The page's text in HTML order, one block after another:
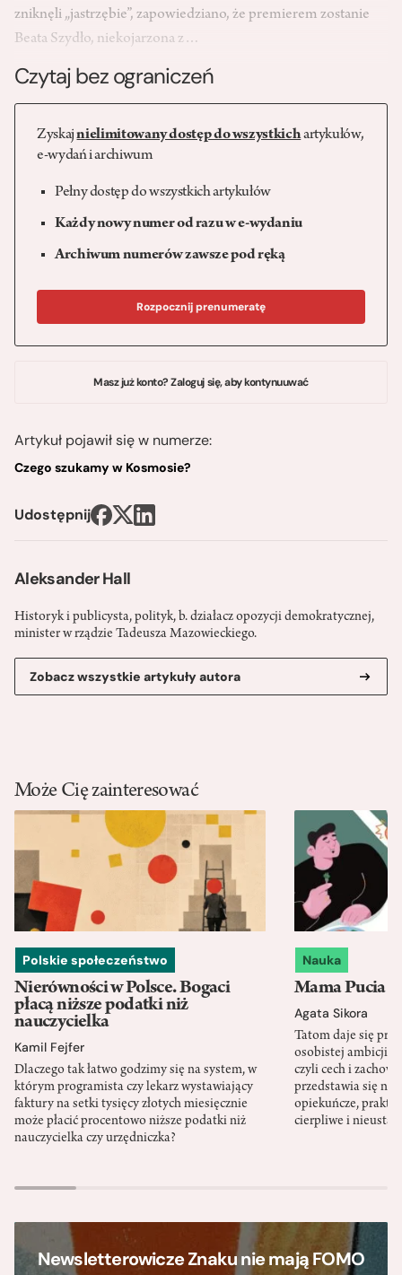
Aleksander Hall
Historyk i publicysta, polityk, b. działacz opozycji demokratycznej,
minister w rządzie Tadeusza Mazowieckiego.
Zobacz wszystkie artykuły autora
zniknęli „jastrzębie”, zapowiedziano, że premierem zostanie
Beata Szydło, niekojarzona z…
Czytaj bez ograniczeń
Zyskajnielimitowany dostęp do wszystkichartykułów,
e-wydań i archiwum
Pełny dostęp do wszystkich artykułów
Każdy nowy numer od razu w e-wydaniu
Archiwum numerów zawsze pod ręką
Rozpocznij prenumeratę
Masz już konto? Zaloguj się, aby kontynuuwać
Artykuł pojawił się w numerze:
Czego szukamy w Kosmosie?
Udostępnij
Może Cię zainteresować
Polskie społeczeństwo
Nierówności w Polsce. Bogaci
płacą niższe podatki niż
nauczycielka
Kamil Fejfer
Dlaczego tak łatwo godzimy się na system, w
którym programista czy lekarz wystawiający
faktury na setki tysięcy złotych miesięcznie
może płacić procentowo niższe podatki niż
nauczycielka czy urzędniczka?
Nauka
Mama Pucia
Agata Sikora
Tatom daje się
osobistej ambicji,
czyli cech i
przedstawia się
opiekuńcze,
cierpliwe i
Newsletterowicze Znaku nie mają FOMO